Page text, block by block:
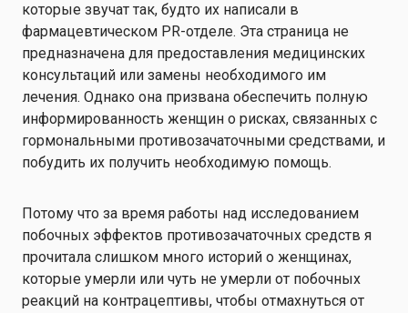
которые звучат так, будто их написали в
фармацевтическом PR-отделе. Эта страница не
предназначена для предоставления медицинских
консультаций или замены необходимого им
лечения. Однако она призвана обеспечить полную
информированность женщин о рисках, связанных с
гормональными противозачаточными средствами, и
побудить их получить необходимую помощь.
Потому что за время работы над исследованием
побочных эффектов противозачаточных средств я
прочитала слишком много историй о женщинах,
которые умерли или чуть не умерли от побочных
реакций на контрацептивы, чтобы отмахнуться от